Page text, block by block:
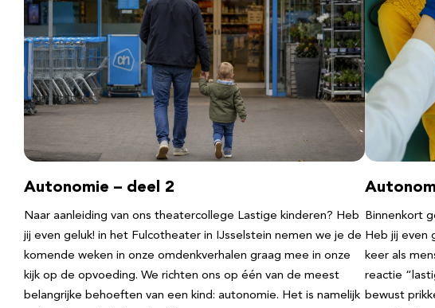
Autonomie – deel 2
Naar aanleiding van ons theatercollege Lastige kinderen? Heb
jij even geluk! in het Fulcotheater in IJsselstein nemen we je de
komende weken in onze omdenkverhalen graag mee in onze
kijk op de opvoeding. We richten ons op één van de meest
belangrijke behoeften van een kind: autonomie. Het is namelijk
Binnenkort
Heb jij even
keer als
reactie
bewust